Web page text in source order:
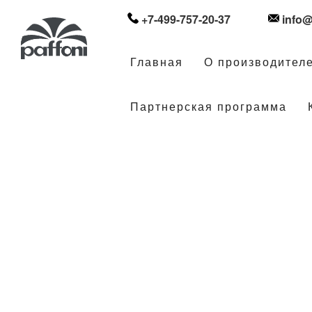
+7-499-757-20-37
Главная О производителе
Партнерская программа